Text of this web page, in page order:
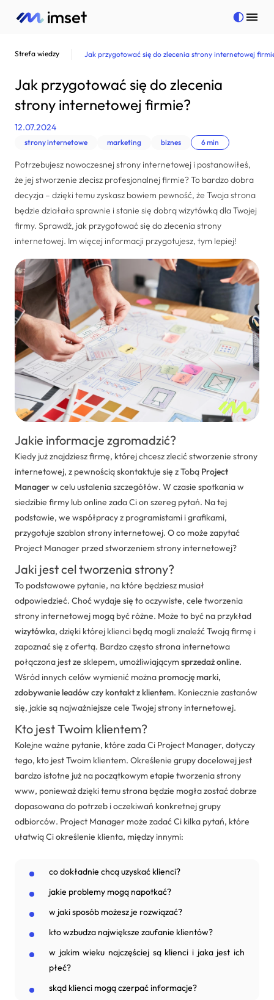
Aplikacje mobilne
Bezpieczeństwo
Pełna oferta
Strony internetowe
Aplikacje mobilne
Bezpieczeństwo
Marketing internetowy
Doradztwo technologiczne
Dedykowane rozwiązania
Zarządzanie projektami IT
Systemy Comarch ERP
Więcej
Realizacje
Strefa wiedzy
Kariera
Polityka prywatności
Kontakt
Strefa wiedzy Jak przygotować się do zlecenia strony internetowej
Jak przygotować się do zlecenia
strony internetowej firmie?
12.07.2024
strony internetowe marketing biznes 6 min
Potrzebujesz nowoczesnej strony internetowej i postanowiłeś,
że jej stworzenie zlecisz profesjonalnej firmie? To bardzo dobra
decyzja – dzięki temu zyskasz bowiem pewność, że Twoja strona
będzie działała sprawnie i stanie się dobrą wizytówką dla Twojej
firmy. Sprawdź, jak przygotować się do zlecenia strony
internetowej. Im więcej informacji przygotujesz, tym lepiej!
Jakie informacje zgromadzić?
Kiedy już znajdziesz firmę, której chcesz zlecić stworzenie strony
internetowej, z pewnością skontaktuje się z Tobą Project
Managerw celu ustalenia szczegółów. W czasie spotkania w
siedzibie firmy lub online zada Ci on szereg pytań. Na tej
podstawie, we współpracy z programistami i grafikami,
przygotuje szablon strony internetowej. O co może zapytać
Project Manager przed stworzeniem strony internetowej?
Jaki jest cel tworzenia strony?
To podstawowe pytanie, na które będziesz musiał
odpowiedzieć. Choć wydaje się to oczywiste, cele tworzenia
strony internetowej mogą być różne. Może to być na przykład
wizytówka, dzięki której klienci będą mogli znaleźć Twoją firmę i
zapoznać się z ofertą. Bardzo często strona internetowa
połączona jest ze sklepem, umożliwiającymsprzedaż online.
Wśród innych celów wymienić możnapromocję marki,
zdobywanie leadów czy kontakt z klientem. Koniecznie zastanów
się, jakie są najważniejsze cele Twojej strony internetowej.
Kto jest Twoim klientem?
Kolejne ważne pytanie, które zada Ci Project Manager, dotyczy
tego, kto jest Twoim klientem. Określenie grupy docelowej jest
bardzo istotne już na początkowym etapie tworzenia strony
www, ponieważ dzięki temu strona będzie mogła zostać dobrze
dopasowana do potrzeb i oczekiwań konkretnej grupy
odbiorców. Project Manager może zadać Ci kilka pytań, które
ułatwią Ci określenie klienta, między innymi:
co dokładnie chcą uzyskać klienci?
jakie problemy mogą napotkać?
w jaki sposób możesz je rozwiązać?
kto wzbudza największe zaufanie klientów?
w jakim wieku najczęściej są klienci i jaka jest ich
płeć?
skąd klienci mogą czerpać informacje?